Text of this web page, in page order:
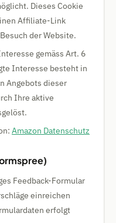
Dieses Cookie
Affiliate-Link
der Website.
gemäss Art. 6
Interesse besteht in
Angebots dieser
Ihre aktive
Amazon Datenschutz
Feedback-Formular
einreichen
erfolgt